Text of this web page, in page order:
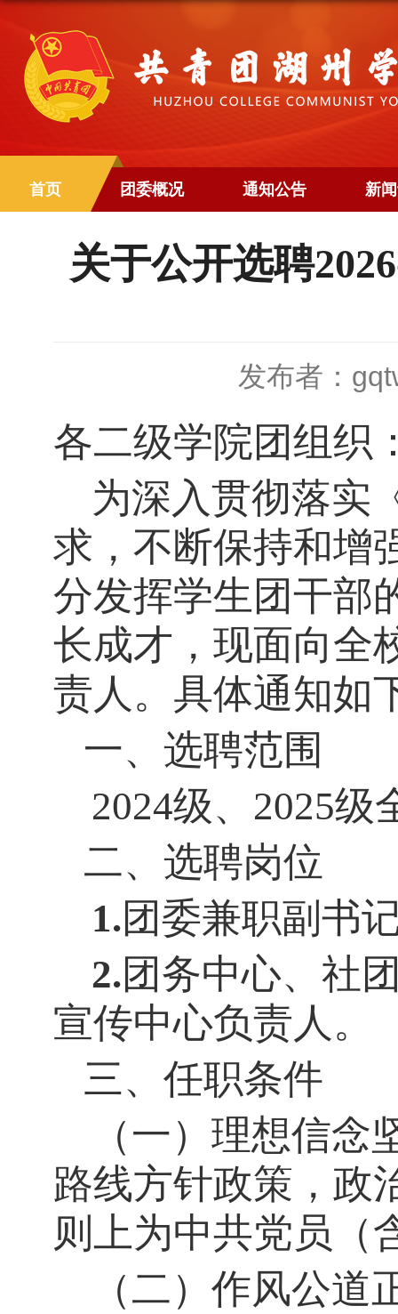
首页 团委概况 通知公告 新
关于公开选聘
发布者：
各二级学院团组织
为深入贯彻落实
求，不断保持和增
分发挥学生团干部
长成才，现面向全
责人。具体通知如
一、选聘范围
2024级、 2025级
二、选聘岗位
1.团委兼职副书
2.团务中心、社
宣传中心负责人。
三、任职条件
（一） 理想信念
路线方针政策，政
则上为中共党员（
（二） 作风公道